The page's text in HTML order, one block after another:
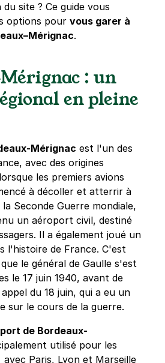
site ? Ce guide vous
options pour vous garer à
.
: un
en pleine
Mérignac est l'un des
avec des origines
les premiers avions
à décoller et atterrir à
Seconde Guerre mondiale,
un aéroport civil, destiné
Il a également joué un
l'histoire de France. C'est
le général de Gaulle s'est
le 17 juin 1940, avant de
du 18 juin, qui a eu un
sur le cours de la guerre.
de Bordeaux-
utilisé pour les
avec Paris, Lyon et Marseille